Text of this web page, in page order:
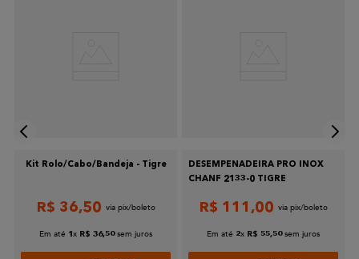
Kit Rolo/Cabo/Bandeja - Tigre
R$ 36,50
Em até 1 x R$ 36,50 sem juros
DESEMPENADEIRA PRO INOX
CHANF 2133-0 TIGRE
R$ 111 ,00
Em até 2x R$ 55,50 sem juros